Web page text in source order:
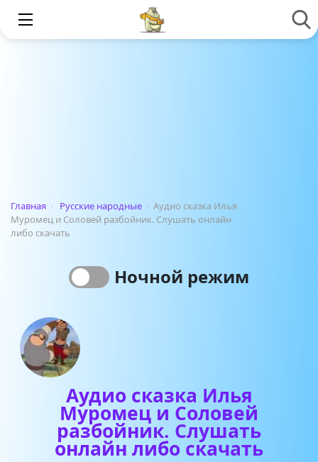
Главная › Русские народные › Аудио сказка Илья
Муромец и Соловей разбойник. Слушать онлайн
либо скачать
Ночной режим
Аудио сказка Илья
Муромец и Соловей
разбойник. Слушать
онлайн либо скачать